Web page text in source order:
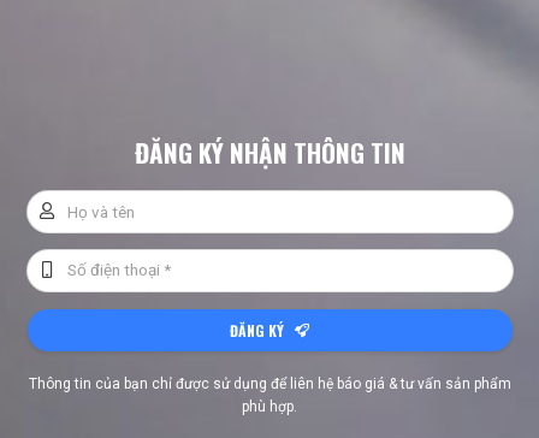
ĐĂNG KÝ NHẬN THÔNG TIN
ĐĂNG KÝ
Thông tin của bạn chỉ được sử dụng để liên hệ báo giá & tư vấn sản phẩm
phù hợp.